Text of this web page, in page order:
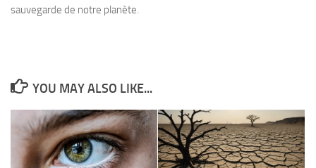
sauvegarde de notre planète.
YOU MAY ALSO LIKE...